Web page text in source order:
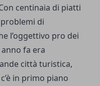
centinaia di piatti
di
l’oggettivo pro dei
fa era
città turistica,
in primo piano